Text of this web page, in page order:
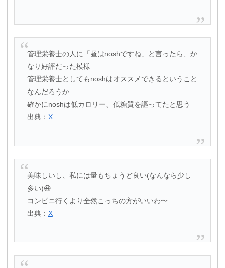
管理栄養士の人に「昼はnoshですね」と言ったら、か
なり好評だった模様
管理栄養士としてもnoshはオススメできるということ
なんだろうか
確かにnoshは低カロリー、低糖質を謳ってたと思う
出典： X
美味しいし、私には量もちょうど良い(なんなら少し
多い)😆
コンビニ行くより全然こっちの方がいいわ〜
出典： X